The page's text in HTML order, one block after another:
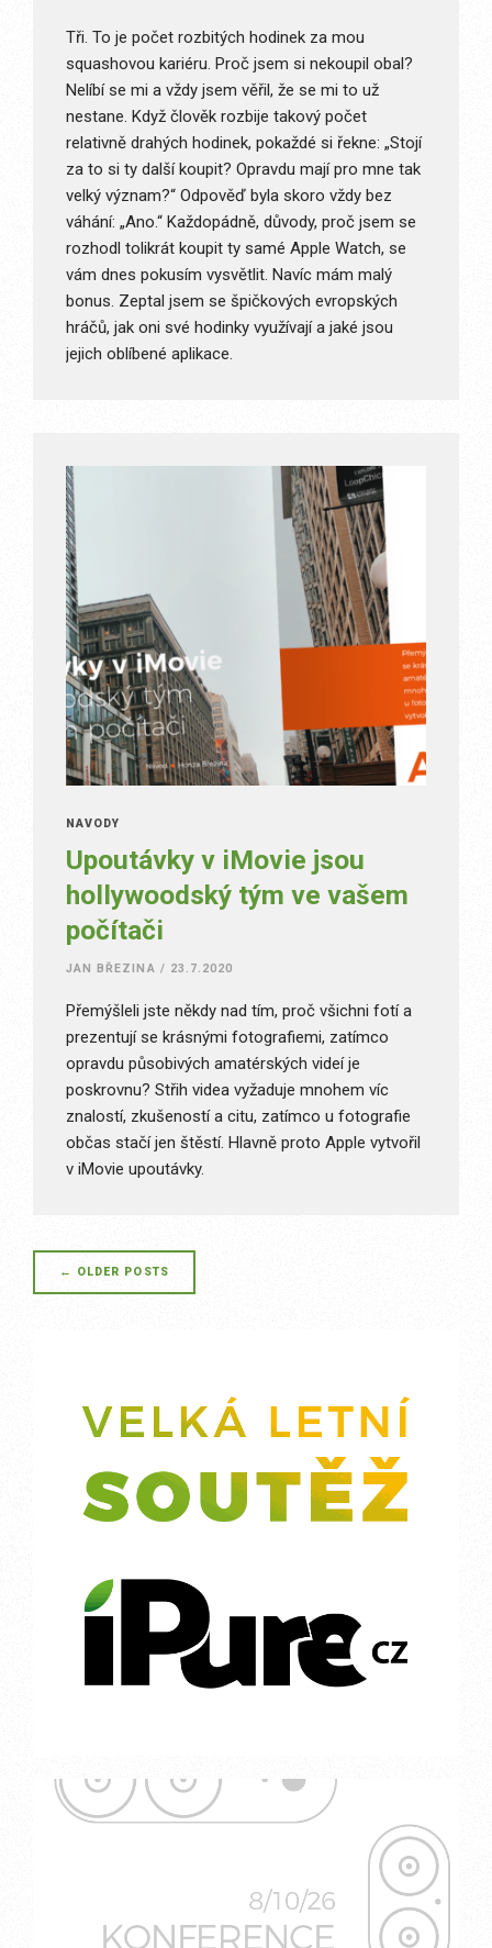
Tři. To je počet rozbitých hodinek za mou
squashovou kariéru. Proč jsem si nekoupil obal?
Nelíbí se mi a vždy jsem věřil, že se mi to už
nestane. Když člověk rozbije takový počet
relativně drahých hodinek, pokaždé si řekne: „Stojí
za to si ty další koupit? Opravdu mají pro mne tak
velký význam?“ Odpověď byla skoro vždy bez
váhání: „Ano.“ Každopádně, důvody, proč jsem se
rozhodl tolikrát koupit ty samé Apple Watch, se
vám dnes pokusím vysvětlit. Navíc mám malý
bonus. Zeptal jsem se špičkových evropských
hráčů, jak oni své hodinky využívají a jaké jsou
jejich oblíbené aplikace.
NÁVODY
Upoutávky v iMovie jsou
hollywoodský tým ve vašem
počítači
JAN BŘEZINA / 23.7.2020
Přemýšleli jste někdy nad tím, proč všichni fotí a
prezentují se krásnými fotografiemi, zatímco
opravdu působivých amatérských videí je
poskrovnu? Střih videa vyžaduje mnohem víc
znalostí, zkušeností a citu, zatímco u fotografie
občas stačí jen štěstí. Hlavně proto Apple vytvořil
v iMovie upoutávky.
Posts
← OLDER POSTS